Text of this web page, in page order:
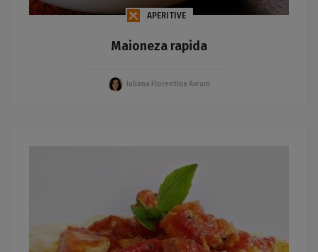
APERITIVE
Maioneza rapida
Iuliana Florentina Avram